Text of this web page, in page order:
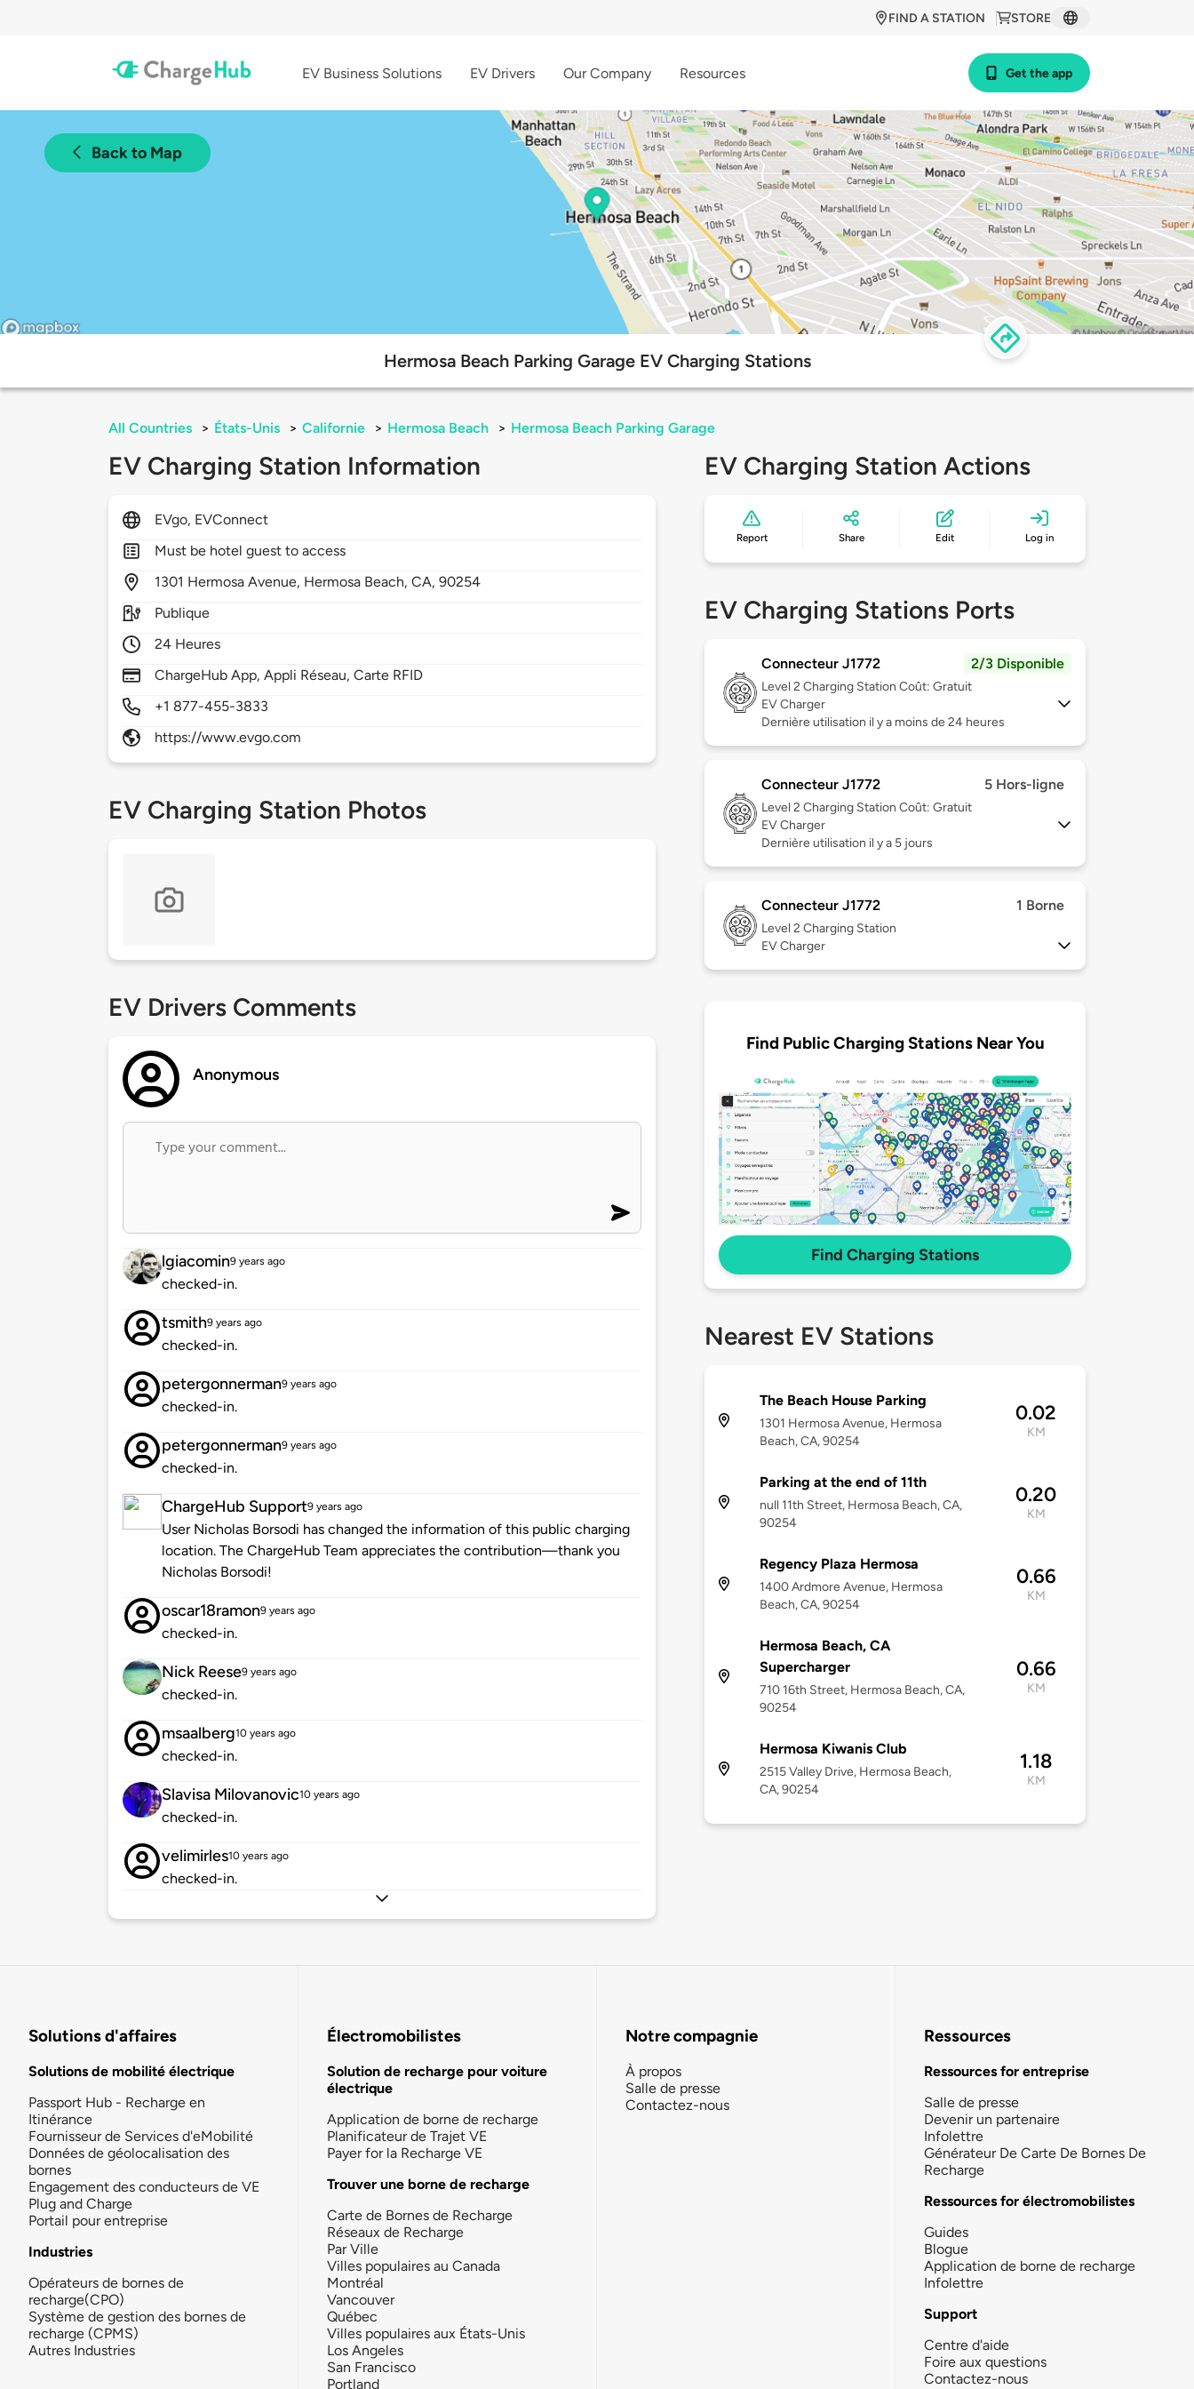
STORE
FIND A STATION
EV Business Solutions EV Drivers Our Company Resources Get the app
Back to Map
Hermosa Beach Parking Garage EV Charging Stations
All Countries > États-Unis > Californie > Hermosa Beach > Hermosa Beach Parking Garage
EV Charging Station Information
EVgo, EVConnect
Must be hotel guest to access
1301 Hermosa Avenue, Hermosa Beach,CA,90254
Publique
24 Heures
ChargeHub App, Appli Réseau, Carte RFID
+1 877-455-3833
https://www.evgo.com
EV Charging Station Photos
EV Drivers Comments
Anonymous
lgiacomin9 years ago
checked-in.
tsmith9 years ago
checked-in.
petergonnerman9 years ago
checked-in.
petergonnerman9 years ago
checked-in.
ChargeHub Support9 years ago
User Nicholas Borsodi has changed the information of this public charging
location. The ChargeHub Team appreciates the contribution—thank you
Nicholas Borsodi!
oscar18ramon9 years ago
checked-in.
Nick Reese9 years ago
checked-in.
msaalberg10 years ago
checked-in.
Slavisa Milovanovic10 years ago
checked-in.
velimirles10 years ago
checked-in.
EV Charging Station Actions
Report Share Edit Log in
EV Charging Stations Ports
Connecteur J1772 2/3 Disponible
Level 2 Charging Station Coût: Gratuit
EV Charger
Dernière utilisation il y a moins de 24 heures
Connecteur J1772 5 Hors-ligne
Level 2 Charging Station Coût: Gratuit
EV Charger
Dernière utilisation il y a 5 jours
Connecteur J1772 1 Borne
Level 2 Charging Station
EV Charger
Find Public Charging Stations Near You
Find Charging Stations
Nearest EV Stations
The Beach House Parking
1301 Hermosa Avenue, Hermosa
Beach, CA, 90254
0.02
KM
Parking at the end of 11th
null 11th Street, Hermosa Beach, CA,
90254
0.20
KM
Regency Plaza Hermosa
1400 Ardmore Avenue, Hermosa
Beach, CA, 90254
0.66
KM
Hermosa Beach, CA
Supercharger
710 16th Street, Hermosa Beach, CA,
90254
0.66
KM
Hermosa Kiwanis Club
2515 Valley Drive, Hermosa Beach,
CA, 90254
1.18
KM
Solutions d'affaires
Solutions de mobilité électrique
Passport Hub - Recharge en
Itinérance
Fournisseur de Services d'eMobilité
Données de géolocalisation des
bornes
Engagement des conducteurs de VE
Plug and Charge
Portail pour entreprise
Industries
Opérateurs de bornes de
recharge(CPO)
Système de gestion des bornes de
recharge (CPMS)
Autres Industries
Électromobilistes
Solution de recharge pour voiture
électrique
Application de borne de recharge
Planificateur de Trajet VE
Payer for la Recharge VE
Trouver une borne de recharge
Carte de Bornes de Recharge
Réseaux de Recharge
Par Ville
Villes populaires au Canada
Montréal
Vancouver
Québec
Villes populaires aux États-Unis
Los Angeles
San Francisco
Portland
Notre compagnie
À propos
Salle de presse
Contactez-nous
Ressources
Ressources for entreprise
Salle de presse
Devenir un partenaire
Infolettre
Générateur De Carte De Bornes De
Recharge
Ressources for électromobilistes
Guides
Blogue
Application de borne de recharge
Infolettre
Support
Centre d'aide
Foire aux questions
Contactez-nous